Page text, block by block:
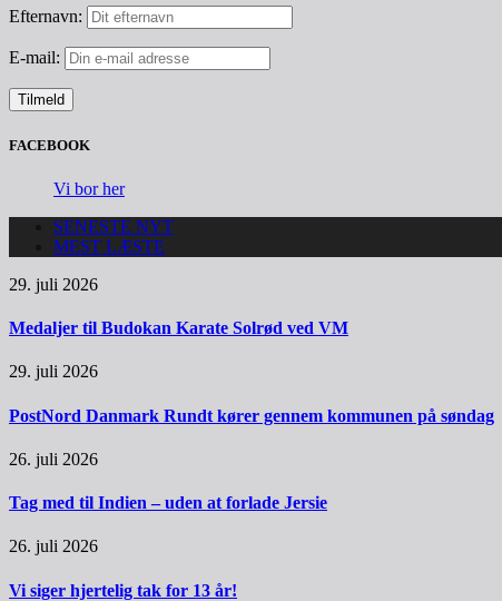
Efternavn:
E-mail:
FACEBOOK
Vi bor her
SENESTE NYT
MEST LÆSTE
29. juli 2026
Medaljer til Budokan Karate Solrød ved VM
29. juli 2026
PostNord Danmark Rundt kører gennem kommunen på søndag
26. juli 2026
Tag med til Indien – uden at forlade Jersie
26. juli 2026
Vi siger hjertelig tak for 13 år!